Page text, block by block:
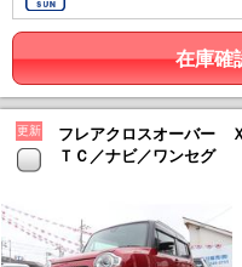
在庫確
更新
フレアクロスオーバー
ＴＣ／ナビ／ワンセグ